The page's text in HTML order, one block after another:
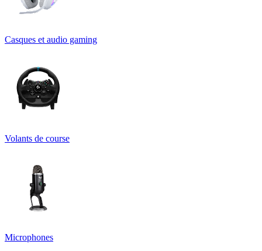
Casques et audio gaming
Volants de course
Microphones